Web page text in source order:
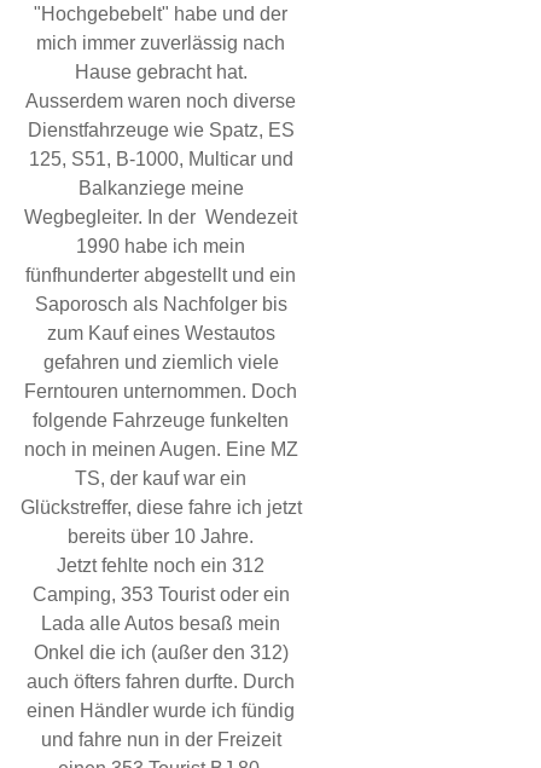
"Hochgebebelt" habe und der
mich immer zuverlässig nach
Hause gebracht hat.
Ausserdem waren noch diverse
Dienstfahrzeuge wie Spatz, ES
125, S51, B-1000, Multicar und
Balkanziege meine
Wegbegleiter. In der Wendezeit
1990 habe ich mein
fünfhunderter abgestellt und ein
Saporosch als Nachfolger bis
zum Kauf eines Westautos
gefahren und ziemlich viele
Ferntouren unternommen. Doch
folgende Fahrzeuge funkelten
noch in meinen Augen. Eine MZ
TS, der kauf war ein
Glückstreffer, diese fahre ich jetzt
bereits über 10 Jahre.
Jetzt fehlte noch ein 312
Camping, 353 Tourist oder ein
Lada alle Autos besaß mein
Onkel die ich (außer den 312)
auch öfters fahren durfte. Durch
einen Händler wurde ich fündig
und fahre nun in der Freizeit